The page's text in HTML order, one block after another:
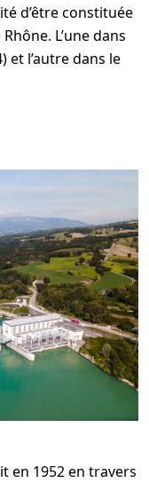
d’être constituée
L’une dans
et l’autre dans le
en 1952 en travers